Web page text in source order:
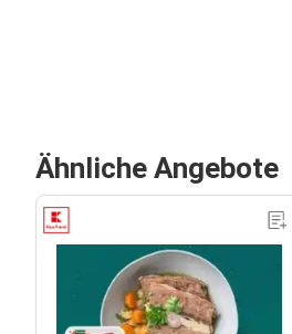
Ähnliche Angebote